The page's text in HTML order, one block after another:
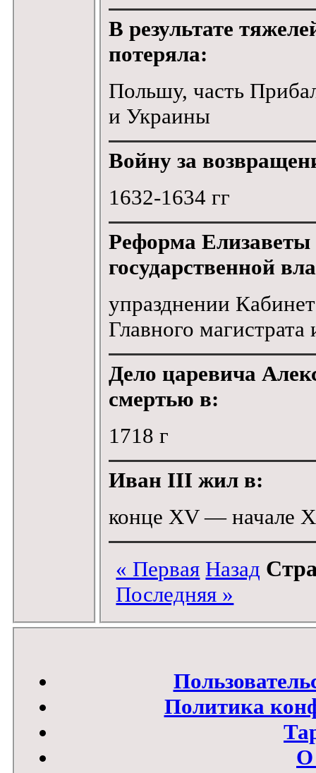
В результате
потеряла:
Польшу, часть
и Украины
Войну за
1632-1634 гг
Реформа
государственной
упразднении
Главного
Дело царевича
смертью в:
1718 г
Иван III жил в:
конце XV — начале
« Первая Назад
Последняя »
Политика
О